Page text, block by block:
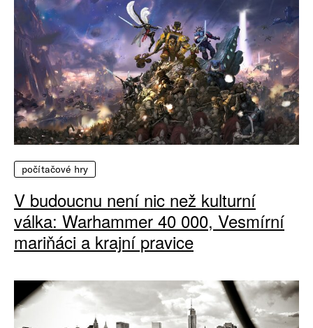
počítačové hry
V budoucnu není nic než kulturní
válka: Warhammer 40 000, Vesmírní
mariňáci a krajní pravice